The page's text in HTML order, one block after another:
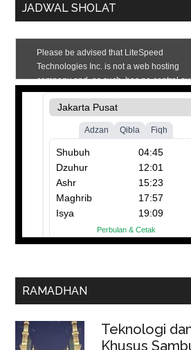
JADWAL SHOLAT
RAMADHAN
Teknologi
Khusus